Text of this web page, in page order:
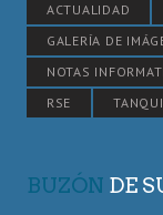
ACTUALIDAD
GALERÍA DE
NOTAS
RSE
BUZÓN DE